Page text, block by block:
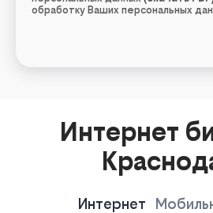
обработку Ваших персональных
Интернет
Интернет